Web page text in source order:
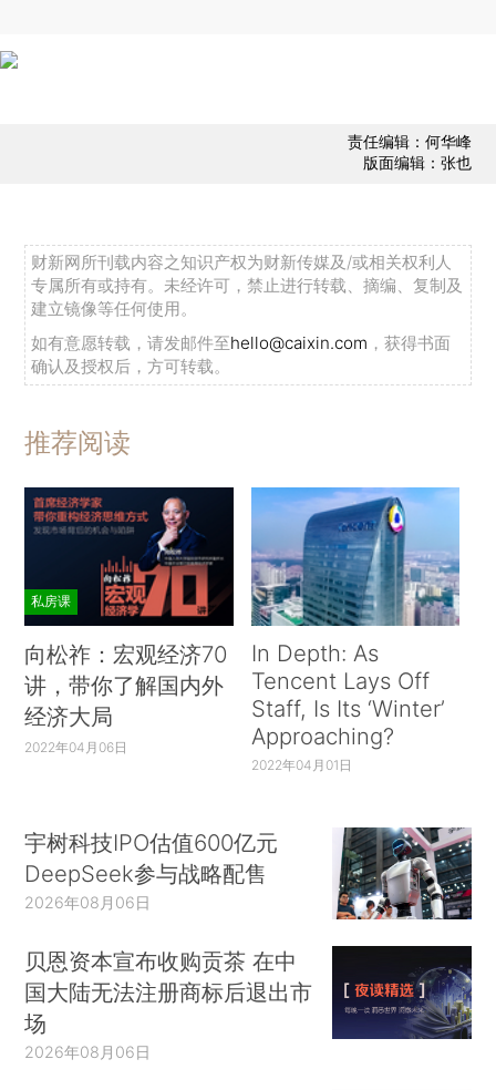
责任编辑：何华峰
版面编辑：张也
财新网所刊载内容之知识产权为财新传媒及/或相关权利人
专属所有或持有。未经许可，禁止进行转载、摘编、复制及
建立镜像等任何使用。
如有意愿转载，请发邮件至hello@caixin.com ，获得书面
确认及授权后，方可转载。
推荐阅读
私房课
向松祚：宏观经济70
讲，带你了解国内外
经济大局
2022年04月06日
In Depth: As
Tencent Lays Off
Staff, Is Its ‘Winter’
Approaching?
2022年04月01日
宇树科技IPO估值600亿元
DeepSeek参与战略配售
2026年08月06日
贝恩资本宣布收购贡茶 在中
国大陆无法注册商标后退出市
场
2026年08月06日